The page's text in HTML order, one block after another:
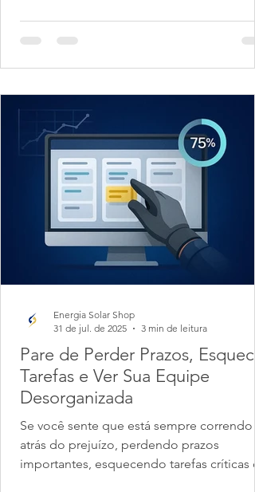
Pare de Perder Prazos,
Tarefas e Ver Sua Equipe
Desorganizada
Se você sente que está sempre correndo
atrás do prejuízo, perdendo prazos
importantes, esquecendo tarefas críticas
Energia Solar Shop
31 de jul. de 2025
3 min de leitura